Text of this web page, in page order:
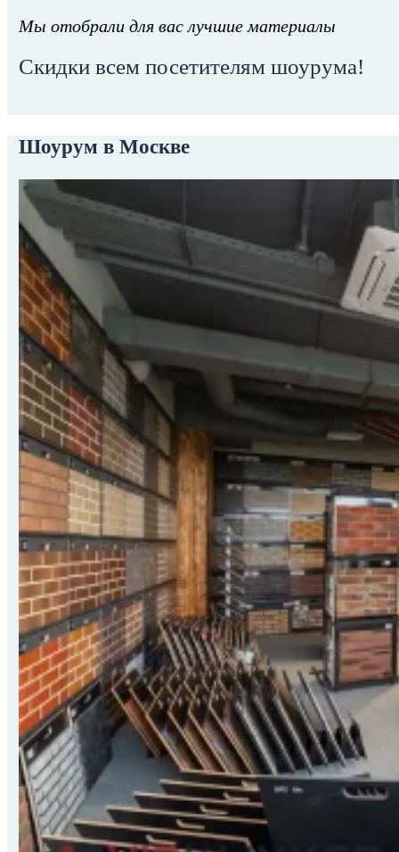
Мы отобрали для вас лучшие материалы
Скидки всем посетителям шоурума!
Шоурум в Москве